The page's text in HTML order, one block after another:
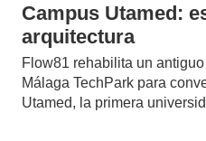
Campus Utamed:
arquitectura
Flow81 rehabilita un
Málaga TechPark para
Utamed, la primera